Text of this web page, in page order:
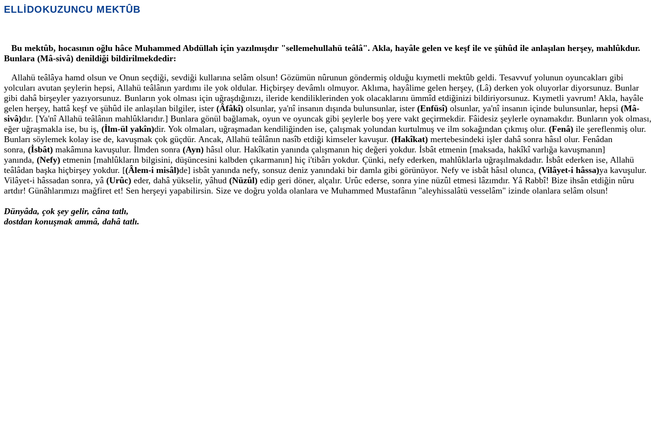
ELLİDOKUZUNCU MEKTÛB
Bu mektûb, hocasının oğlu hâce Muhammed Abdüllah için yazılmışdır "sellemehullahü teâlâ". Akla, hayâle gelen ve keşf ile ve şühûd ile anlaşılan herşey, mahlûkdur.
Bunlara (Mâ-sivâ) denildiği bildirilmekdedir:
Allahü teâlâya hamd olsun ve Onun seçdiği, sevdiği kullarına selâm olsun! Gözümün nûrunun göndermiş olduğu kıymetli mektûb geldi. Tesavvuf yolunun oyuncakları gibi
yolcuları avutan şeylerin hepsi, Allahü teâlânın yardımı ile yok oldular. Hiçbirşey devâmlı olmuyor. Aklıma, hayâlime gelen herşey, (Lâ) derken yok oluyorlar diyorsunuz. Bunlar
gibi dahâ birşeyler yazıyorsunuz. Bunların yok olması için uğraşdığınızı, ileride kendiliklerinden yok olacaklarını ümmîd etdiğinizi bildiriyorsunuz. Kıymetli yavrum! Akla, hayâle
gelen herşey, hattâ keşf ve şühûd ile anlaşılan bilgiler, ister (Âfâkî) olsunlar, ya'nî insanın dışında bulunsunlar, ister (Enfüsî) olsunlar, ya'nî insanın içinde bulunsunlar, hepsi (Mâ-
sivâ)dır. [Ya'nî Allahü teâlânın mahlûklarıdır.] Bunlara gönül bağlamak, oyun ve oyuncak gibi şeylerle boş yere vakt geçirmekdir. Fâidesiz şeylerle oynamakdır. Bunların yok olması,
eğer uğraşmakla ise, bu iş, (İlm-ül yakîn)dir. Yok olmaları, uğraşmadan kendiliğinden ise, çalışmak yolundan kurtulmuş ve ilm sokağından çıkmış olur. (Fenâ) ile şereflenmiş olur.
Bunları söylemek kolay ise de, kavuşmak çok güçdür. Ancak, Allahü teâlânın nasîb etdiği kimseler kavuşur. (Hakîkat) mertebesindeki işler dahâ sonra hâsıl olur. Fenâdan
sonra, (İsbât) makâmına kavuşulur. İlmden sonra (Ayn) hâsıl olur. Hakîkatin yanında çalışmanın hiç değeri yokdur. İsbât etmenin [maksada, hakîkî varlığa kavuşmanın]
yanında, (Nefy) etmenin [mahlûkların bilgisini, düşüncesini kalbden çıkarmanın] hiç i'tibârı yokdur. Çünki, nefy ederken, mahlûklarla uğraşılmakdadır. İsbât ederken ise, Allahü
teâlâdan başka hiçbirşey yokdur. [(Âlem-i misâl)de] isbât yanında nefy, sonsuz deniz yanındaki bir damla gibi görünüyor. Nefy ve isbât hâsıl olunca, (Vilâyet-i hâssa)ya kavuşulur.
Vilâyet-i hâssadan sonra, yâ (Urûc) eder, dahâ yükselir, yâhud (Nüzûl) edip geri döner, alçalır. Urûc ederse, sonra yine nüzûl etmesi lâzımdır. Yâ Rabbî! Bize ihsân etdiğin nûru
artdır! Günâhlarımızı mağfiret et! Sen herşeyi yapabilirsin. Size ve doğru yolda olanlara ve Muhammed Mustafânın "aleyhissalâtü vesselâm" izinde olanlara selâm olsun!
Dünyâda, çok şey gelir, câna tatlı,
dostdan konuşmak ammâ, dahâ tatlı.